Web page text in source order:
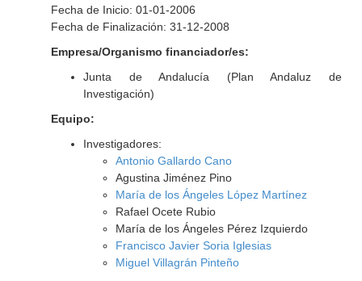
Fecha de Inicio: 01-01-2006
Fecha de Finalización: 31-12-2008
Empresa/Organismo financiador/es:
Junta de Andalucía (Plan Andaluz de
Investigación)
Equipo:
Investigadores:
Antonio Gallardo Cano
Agustina Jiménez Pino
María de los Ángeles López Martínez
Rafael Ocete Rubio
María de los Ángeles Pérez Izquierdo
Francisco Javier Soria Iglesias
Miguel Villagrán Pinteño